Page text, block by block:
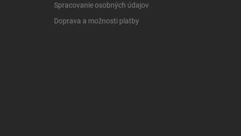
Spracovanie osobných údajov
Doprava a možnosti platby